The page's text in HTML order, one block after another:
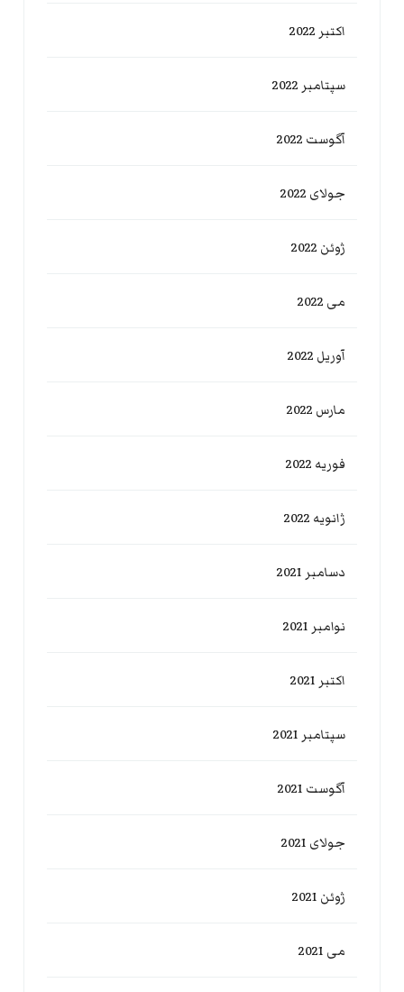
اکتبر 2022
سپتامبر 2022
آگوست 2022
جولای 2022
ژوئن 2022
می 2022
آوریل 2022
مارس 2022
فوریه 2022
ژانویه 2022
دسامبر 2021
نوامبر 2021
اکتبر 2021
سپتامبر 2021
آگوست 2021
جولای 2021
ژوئن 2021
می 2021